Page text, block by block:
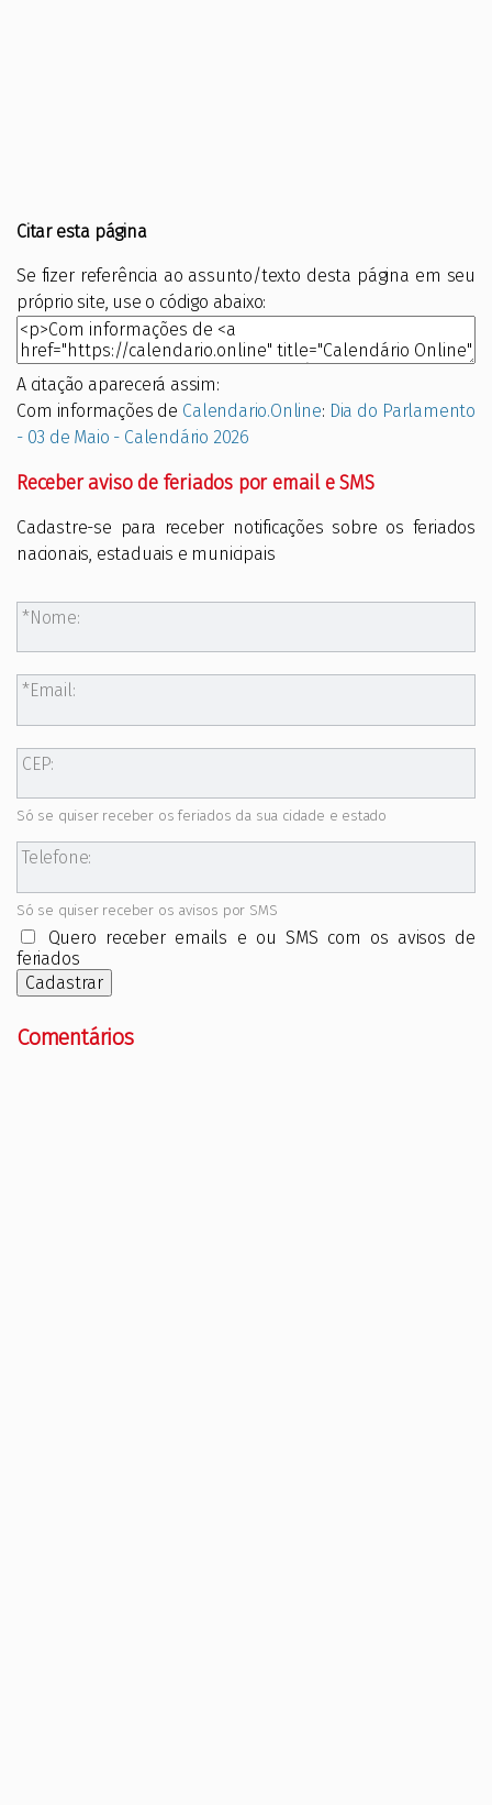
Citar esta página
Se fizer referência ao assunto/texto desta página em seu
próprio site, use o código abaixo:
A citação aparecerá assim:
Com informações de Calendario.Online: Dia do Parlamento
- 03 de Maio - Calendário 2026
Receber aviso de feriados por email e SMS
Cadastre-se para receber notificações sobre os feriados
nacionais, estaduais e municipais
Nome:
Email:
CEP:
Só se quiser receber os feriados da sua cidade e estado
Telefone:
Só se quiser receber os avisos por SMS
Quero receber emails e ou SMS com os avisos de
feriados
Cadastrar
Comentários